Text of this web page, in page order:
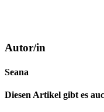
Autor/in
Seana
Diesen Artikel gibt es